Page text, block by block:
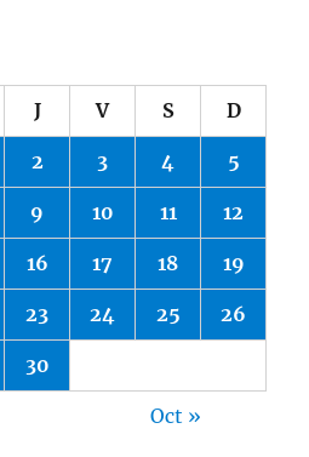
J V S D
2 3 4 5
9 10 11 12
16 17 18 19
23 24 25 26
30
Oct »